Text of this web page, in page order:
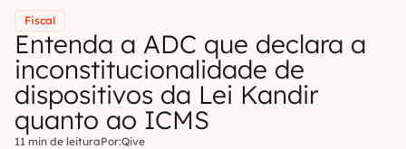
Fiscal
Entenda a ADC que declara a
inconstitucionalidade de
dispositivos da Lei Kandir
quanto ao ICMS
11 min de leituraPor:Qive